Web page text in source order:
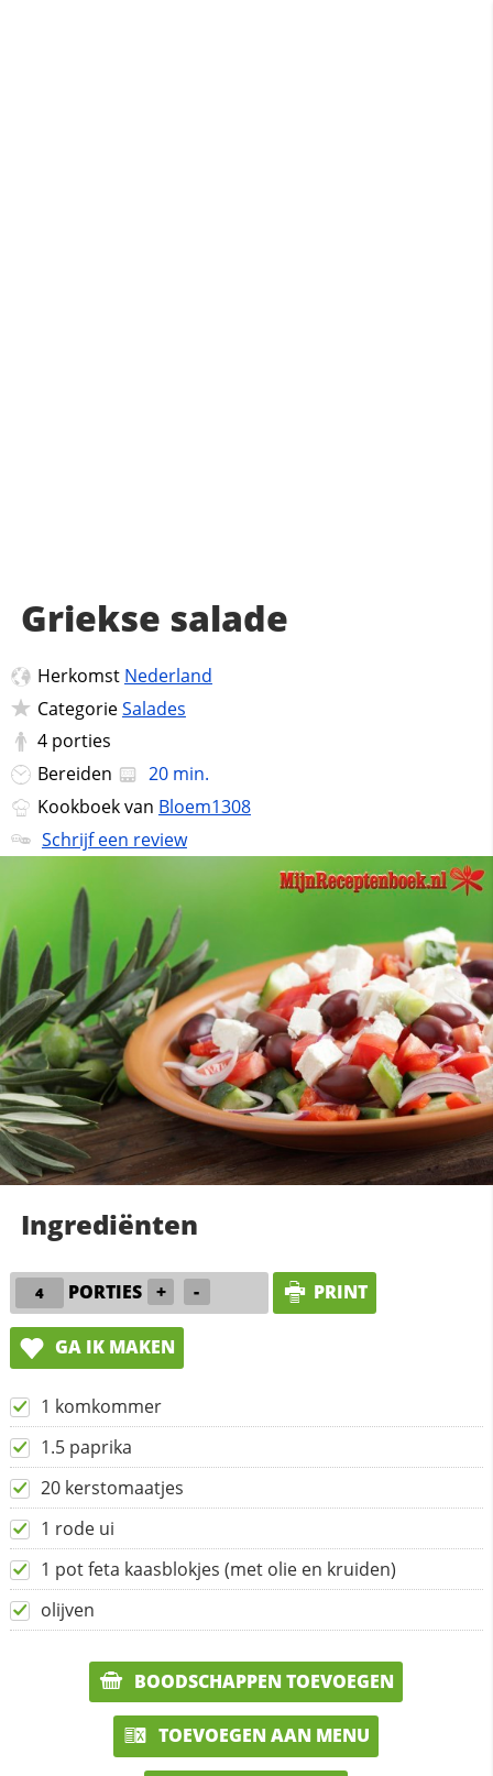
Griekse salade
Herkomst Nederland
CategorieSalades
4 porties
Bereiden
20 min.
Kookboek van Bloem1308
Schrijf een review
Ingrediënten
PORTIES + - PRINT
GA IK MAKEN
1 komkommer
1.5 paprika
20 kerstomaatjes
1 rode ui
1 pot feta kaasblokjes (met olie en kruiden)
olijven
BOODSCHAPPEN TOEVOEGEN
TOEVOEGEN AAN MENU